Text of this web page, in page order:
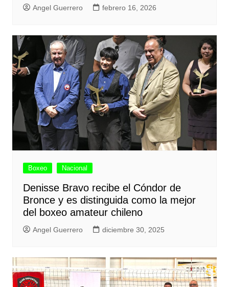
Angel Guerrero febrero 16, 2026
Boxeo Nacional
Denisse Bravo recibe el Cóndor de
Bronce y es distinguida como la mejor
del boxeo amateur chileno
Angel Guerrero diciembre 30, 2025